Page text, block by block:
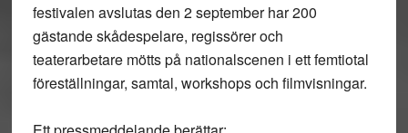
festivalen avslutas den 2 september har 200
gästande skådespelare, regissörer och
teaterarbetare mötts på nationalscenen i ett femtiotal
föreställningar, samtal, workshops och filmvisningar.